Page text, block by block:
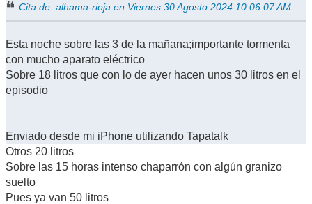
Cita de: alhama-rioja en Viernes 30 Agosto 2024 10:06:07 AM
Esta noche sobre las 3 de la mañana;importante tormenta
con mucho aparato eléctrico
Sobre 18 litros que con lo de ayer hacen unos 30 litros en el
episodio
Enviado desde mi iPhone utilizando Tapatalk
Otros 20 litros
Sobre las 15 horas intenso chaparrón con algún granizo
suelto
Pues ya van 50 litros